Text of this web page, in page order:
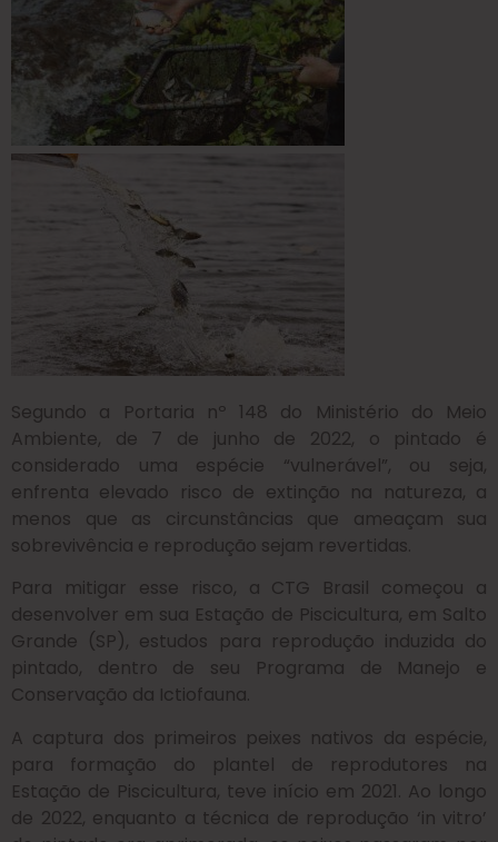
Segundo a Portaria nº 148 do Ministério do Meio
Ambiente, de 7 de junho de 2022, o pintado é
considerado uma espécie “vulnerável”, ou seja,
enfrenta elevado risco de extinção na natureza, a
menos que as circunstâncias que ameaçam sua
sobrevivência e reprodução sejam revertidas.
Para mitigar esse risco, a CTG Brasil começou a
desenvolver em sua Estação de Piscicultura, em Salto
Grande (SP), estudos para reprodução induzida do
pintado, dentro de seu Programa de Manejo e
Conservação da Ictiofauna.
A captura dos primeiros peixes nativos da espécie,
para formação do plantel de reprodutores na
Estação de Piscicultura, teve início em 2021. Ao longo
de 2022, enquanto a técnica de reprodução ‘in vitro’